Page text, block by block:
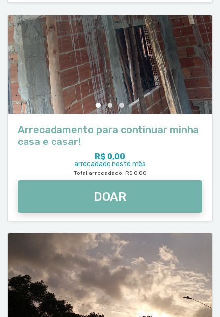
Arrecadamento para continuar minha
casa e casar!
R$ 0,00
arrecadado neste mês
Total arrecadado: R$ 0,00
DOAR